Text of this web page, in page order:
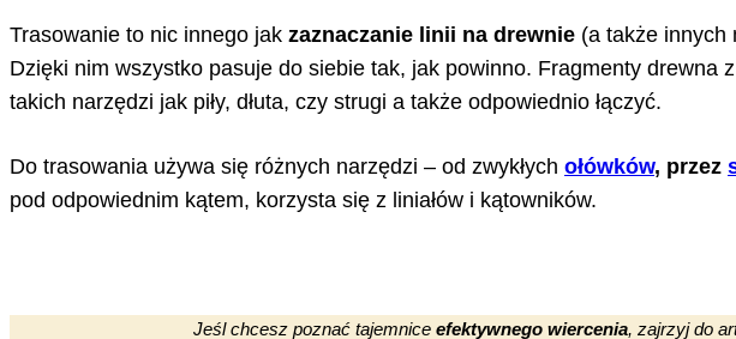
Trasowanie to nic innego jak zaznaczanie linii na drewnie (a także innych
Dzięki nim wszystko pasuje do siebie tak, jak powinno. Fragmenty
takich narzędzi jak piły, dłuta, czy strugi a także odpowiednio łączyć.
Do trasowania używa się różnych narzędzi – od zwykłych ołówków, przez
pod odpowiednim kątem, korzysta się z liniałów i kątowników.
Jeśl chcesz poznać tajemnice efektywnego wiercenia, zajrzyj do